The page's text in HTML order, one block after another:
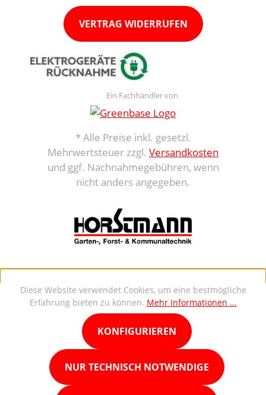
VERTRAG WIDERRUFEN
Ein Fachhändler von
* Alle Preise inkl. gesetzl.
Mehrwertsteuer zzgl. Versandkosten
und ggf. Nachnahmegebühren, wenn
nicht anders angegeben.
Diese Website verwendet Cookies, um eine bestmögliche
Erfahrung bieten zu können. Mehr Informationen ...
NUR TECHNISCH NOTWENDIGE
KONFIGURIEREN